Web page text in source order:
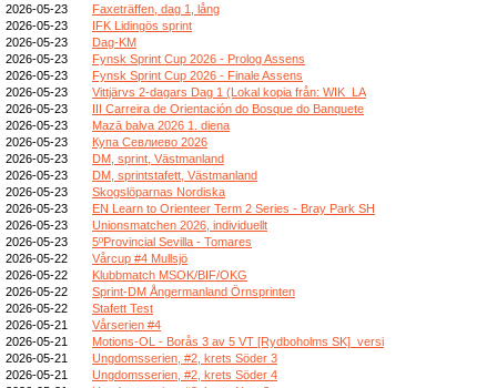
2026-05-23
Faxeträffen, dag 1, lång
2026-05-23
IFK Lidingös sprint
2026-05-23
Dag-KM
2026-05-23
Fynsk Sprint Cup 2026 - Prolog Assens
2026-05-23
Fynsk Sprint Cup 2026 - Finale Assens
2026-05-23
Vittjärvs 2-dagars Dag 1 (Lokal kopia från: WIK_LA
2026-05-23
III Carreira de Orientación do Bosque do Banquete
2026-05-23
Mazā balva 2026 1. diena
2026-05-23
Купа Севлиево 2026
2026-05-23
DM, sprint, Västmanland
2026-05-23
DM, sprintstafett, Västmanland
2026-05-23
Skogslöparnas Nordiska
2026-05-23
EN Learn to Orienteer Term 2 Series - Bray Park SH
2026-05-23
Unionsmatchen 2026, individuellt
2026-05-23
5ºProvincial Sevilla - Tomares
2026-05-22
Vårcup #4 Mullsjö
2026-05-22
Klubbmatch MSOK/BIF/OKG
2026-05-22
Sprint-DM Ångermanland Örnsprinten
2026-05-22
Stafett Test
2026-05-21
Vårserien #4
2026-05-21
Motions-OL - Borås 3 av 5 VT [Rydboholms SK]_versi
2026-05-21
Ungdomsserien, #2, krets Söder 3
2026-05-21
Ungdomsserien, #2, krets Söder 4